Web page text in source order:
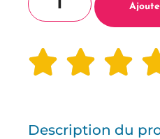
Description du